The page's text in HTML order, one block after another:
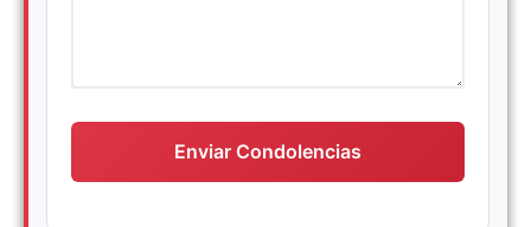
Enviar Condolencias